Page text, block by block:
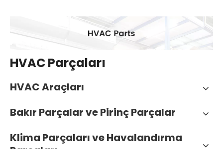
HVAC Parçaları
HVAC Araçları
Bakır Parçalar ve Pirinç Parçalar
Klima Parçaları ve Havalandırma